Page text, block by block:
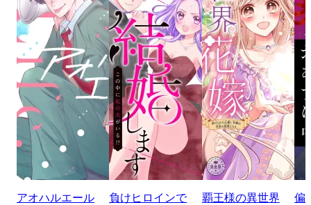
アオハルエール
負けヒロインで
覇王様の異世界
偏